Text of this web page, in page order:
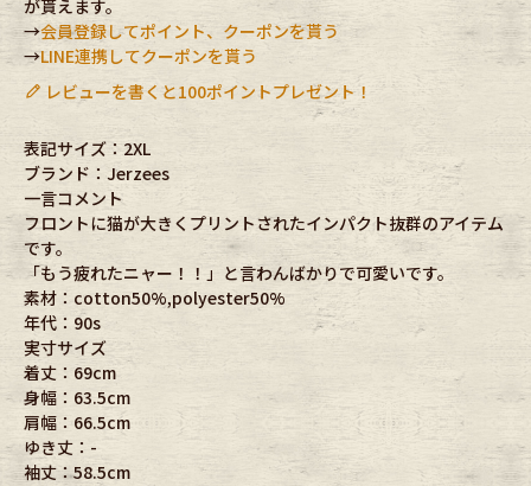
Accessory Shoes
Belt antique goods
Keyring
FAFATT
が貰えます。
→会員登録してポイント、クーポンを貰う
→LINE連携してクーポンを貰う
レビューを書くと100ポイントプレゼント！
表記サイズ：2XL
ブランド：Jerzees
一言コメント
フロントに猫が大きくプリントされたインパクト抜群のアイテム
です。
「もう疲れたニャー！！」と言わんばかりで可愛いです。
素材：cotton50%,polyester50%
年代：90s
実寸サイズ
着丈：69cm
身幅：63.5cm
肩幅：66.5cm
ゆき丈：-
袖丈：58.5cm